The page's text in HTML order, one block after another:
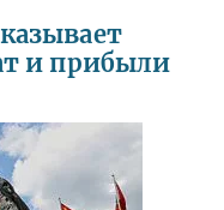
и прибыли